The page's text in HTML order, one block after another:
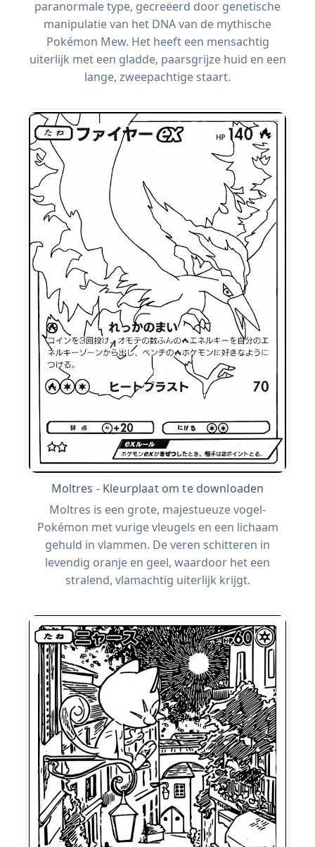
paranormale type, gecreëerd door genetische
manipulatie van het DNA van de mythische
Pokémon Mew. Het heeft een mensachtig
uiterlijk met een gladde, paarsgrijze huid en een
lange, zweepachtige staart.
Moltres - Kleurplaat om te downloaden
Moltres is een grote, majestueuze vogel-
Pokémon met vurige vleugels en een lichaam
gehuld in vlammen. De veren schitteren in
levendig oranje en geel, waardoor het een
stralend, vlamachtig uiterlijk krijgt.